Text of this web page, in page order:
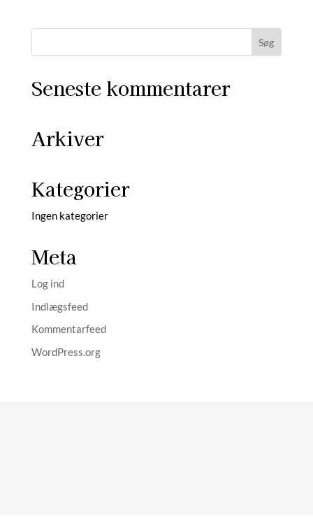
Seneste kommentarer
Arkiver
Kategorier
Ingen kategorier
Meta
Log ind
Indlægsfeed
Kommentarfeed
WordPress.org